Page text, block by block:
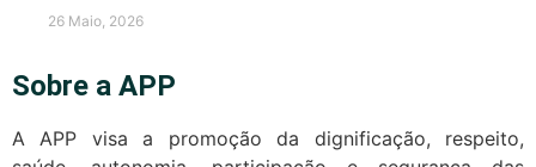
26 Maio, 2026
Sobre a APP
A APP visa a promoção da dignificação, respeito,